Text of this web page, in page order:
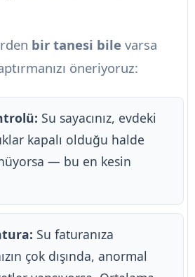
bir tanesi bile varsa
öneriyoruz:
Su sayacınız, evdeki
kapalı olduğu halde
— bu en kesin
Su faturanıza
çok dışında, anormal